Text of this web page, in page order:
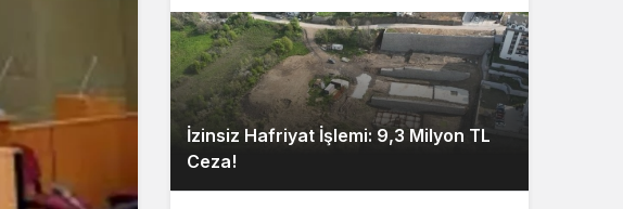
İzinsiz Hafriyat İşlemi: 9,3 Milyon TL
Ceza!